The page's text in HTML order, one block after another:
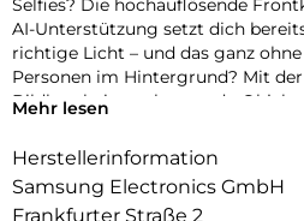
AI-Unterstützung setzt dich
richtige Licht – und das ganz
Personen im Hintergrund? Mit
Bildbearbeitung kannst du
Schon sieht dein Foto so aus, wie
nicht ins Stocken gerät, performt
Mehr lesen
Herstellerinformation
Samsung Electronics GmbH
Frankfurter Straße 2